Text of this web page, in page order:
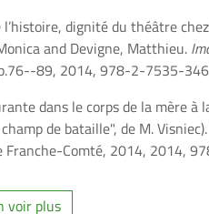
dignité du théâtre
and Devigne, Matthieu.
89, 2014, 978-2-7535-
dans le corps de la mère à
de bataille", de M.
Franche-Comté, 2014, 2014,
voir plus